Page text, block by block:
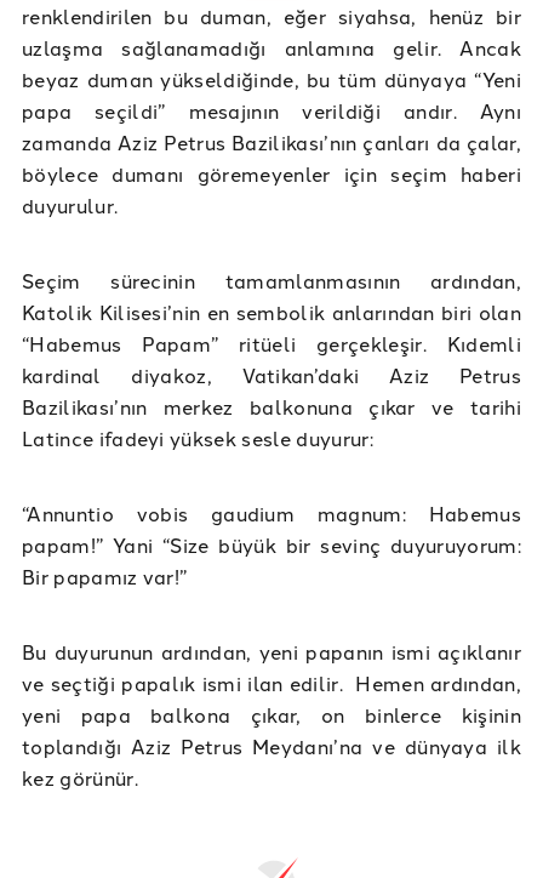
renklendirilen bu duman, eğer siyahsa, henüz bir
uzlaşma sağlanamadığı anlamına gelir. Ancak
beyaz duman yükseldiğinde, bu tüm dünyaya “Yeni
papa seçildi” mesajının verildiği andır. Aynı
zamanda Aziz Petrus Bazilikası’nın çanları da çalar,
böylece dumanı göremeyenler için seçim haberi
duyurulur.
Seçim sürecinin tamamlanmasının ardından,
Katolik Kilisesi’nin en sembolik anlarından biri olan
“Habemus Papam” ritüeli gerçekleşir. Kıdemli
kardinal diyakoz, Vatikan’daki Aziz Petrus
Bazilikası’nın merkez balkonuna çıkar ve tarihi
Latince ifadeyi yüksek sesle duyurur:
“Annuntio vobis gaudium magnum: Habemus
papam!” Yani “Size büyük bir sevinç duyuruyorum:
Bir papamız var!”
Bu duyurunun ardından, yeni papanın ismi açıklanır
ve seçtiği papalık ismi ilan edilir. Hemen ardından,
yeni papa balkona çıkar, on binlerce kişinin
toplandığı Aziz Petrus Meydanı’na ve dünyaya ilk
kez görünür.